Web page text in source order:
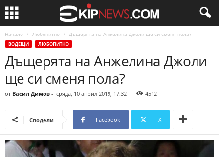
Начало Любопитно Дъщерята на Анжелина Джоли ще си сменя пола?
ВОДЕЩИ ЛЮБОПИТНО
Дъщерята на Анжелина Джоли
ще си сменя пола?
от Васил Димов - сряда, 10 април 2019, 17:32 4512
Сподели Facebook X